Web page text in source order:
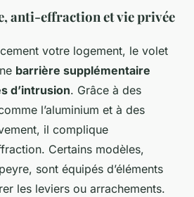
anti-effraction et vie privée
votre logement, le volet
barrière supplémentaire
d’intrusion. Grâce à des
l’aluminium et à des
il complique
Certains modèles,
sont équipés d’éléments
les leviers ou arrachements.